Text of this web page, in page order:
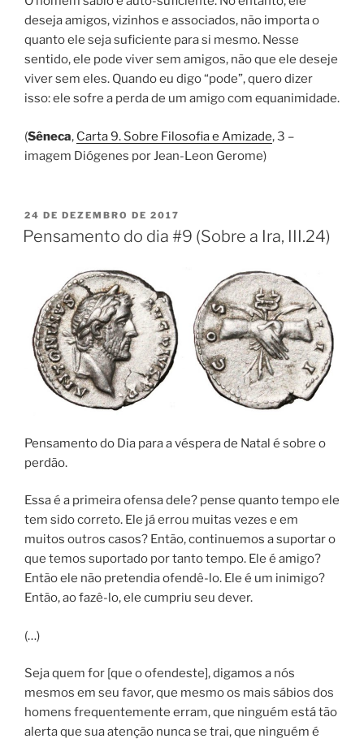
deseja amigos, vizinhos e associados, não importa o
quanto ele seja suficiente para si mesmo. Nesse
sentido, ele pode viver sem amigos, não que ele deseje
viver sem eles. Quando eu digo “pode”, quero dizer
isso: ele sofre a perda de um amigo com equanimidade.
(Sêneca, Carta 9. Sobre Filosofia e Amizade, 3 –
imagem Diógenes por Jean-Leon Gerome)
PUBLICADO
EM
24 DE DEZEMBRO DE 2017
Pensamento do dia #9 (Sobre a Ira, III.24)
Pensamento do Dia para a véspera de Natal é sobre o
perdão.
Essa é a primeira ofensa dele? pense quanto tempo ele
tem sido correto. Ele já errou muitas vezes e em
muitos outros casos? Então, continuemos a suportar o
que temos suportado por tanto tempo. Ele é amigo?
Então ele não pretendia ofendê-lo. Ele é um inimigo?
Então, ao fazê-lo, ele cumpriu seu dever.
(…)
Seja quem for [que o ofendeste], digamos a nós
mesmos em seu favor, que mesmo os mais sábios dos
homens frequentemente erram, que ninguém está tão
alerta que sua atenção nunca se trai, que ninguém é